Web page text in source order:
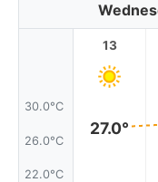
30.0°C
26.0°C
22.0°C
13
27.0°